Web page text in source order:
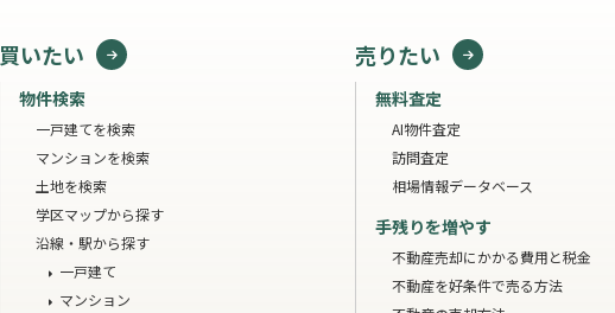
買いたい
物件検索
一戸建てを検索
マンションを検索
土地を検索
学区マップから探す
沿線・駅から探す
一戸建て
マンション
売りたい
無料査定
AI物件査定
訪問査定
相場情報データベース
手残りを増やす
不動産売却にかかる費用と税金
不動産を好条件で売る方法